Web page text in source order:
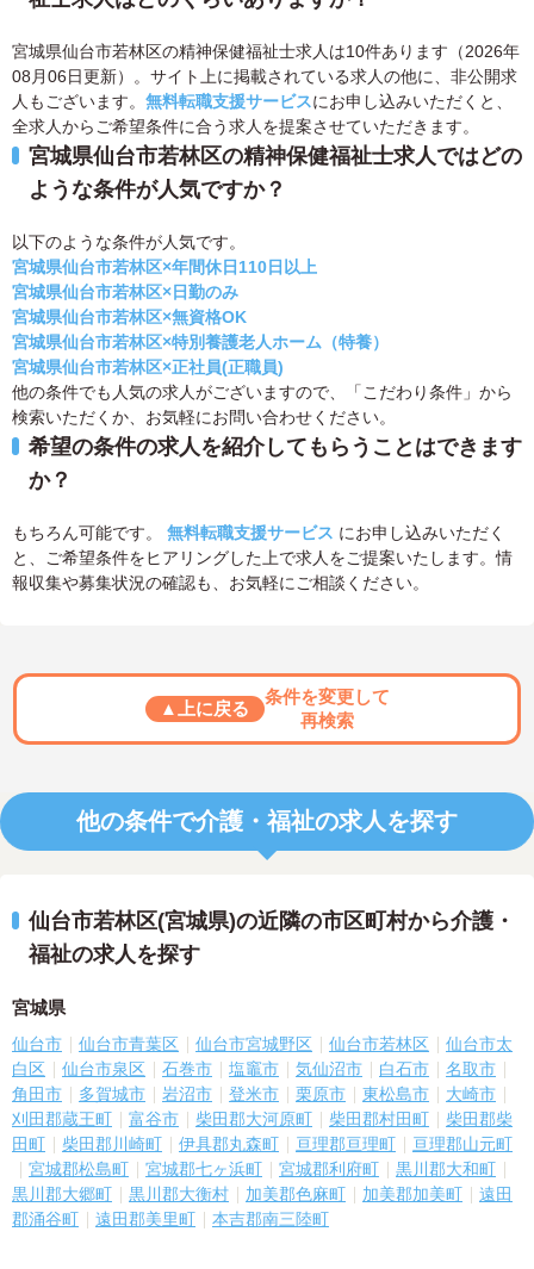
宮城県仙台市若林区の精神保健福祉士求人は10件あります（2026年
08月06日更新）。サイト上に掲載されている求人の他に、非公開求
人もございます。 無料転職支援サービスにお申し込みいただくと、
全求人からご希望条件に合う求人を提案させていただきます。
宮城県仙台市若林区の精神保健福祉士求人ではどの
ような条件が人気ですか？
以下のような条件が人気です。
宮城県仙台市若林区×年間休日110日以上
宮城県仙台市若林区×日勤のみ
宮城県仙台市若林区×無資格OK
宮城県仙台市若林区×特別養護老人ホーム（特養）
宮城県仙台市若林区×正社員(正職員)
他の条件でも人気の求人がございますので、「こだわり条件」から
検索いただくか、お気軽にお問い合わせください。
希望の条件の求人を紹介してもらうことはできます
か？
もちろん可能です。 無料転職支援サービス にお申し込みいただく
と、ご希望条件をヒアリングした上で求人をご提案いたします。情
報収集や募集状況の確認も、お気軽にご相談ください。
▲上に戻る
条件を変更して
再検索
他の条件で介護・福祉の求人を探す
仙台市若林区(宮城県)の近隣の市区町村から介護・
福祉の求人を探す
宮城県
仙台市 仙台市青葉区 仙台市宮城野区 仙台市若林区
仙台市太
白区
仙台市泉区 石巻市 塩竈市 気仙沼市 白石市
名取市
角田市
多賀城市 岩沼市 登米市 栗原市 東松島市
大崎市
刈田郡蔵王町
富谷市 柴田郡大河原町 柴田郡村田町
柴田郡柴
田町
柴田郡川崎町 伊具郡丸森町 亘理郡亘理町
亘理郡山元町
宮城郡松島町
宮城郡七ヶ浜町 宮城郡利府町
黒川郡大和町
黒川郡大郷町
黒川郡大衡村 加美郡色麻町 加美郡加美町
遠田
郡涌谷町
遠田郡美里町 本吉郡南三陸町